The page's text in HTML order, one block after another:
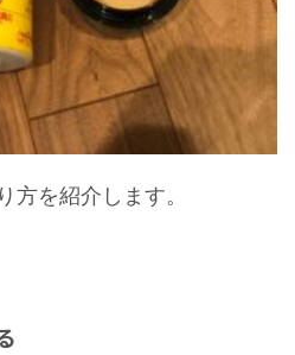
方を紹介します。